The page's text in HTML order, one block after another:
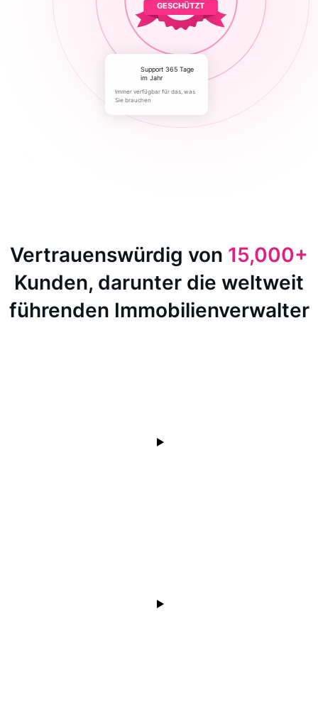
GESCHÜTZT
Support 365 Tage
im Jahr
Immer verfügbar für das, was
Sie brauchen
Vertrauenswürdig von 15,000+
Kunden, darunter die weltweit
führenden Immobilienverwalter